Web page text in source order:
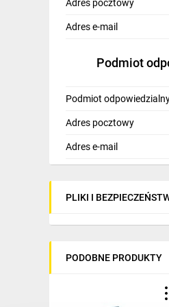
Adres pocztowy
Adres e-mail
Podmiot
Podmiot
Adres pocztowy
Adres e-mail
PLIKI I
PODOBNE PRODUKTY